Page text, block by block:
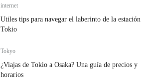
internet
Útiles tips para navegar el laberinto de la estación
Tokio
Tokyo
¿Viajas de Tokio a Osaka? Una guía de precios y
horarios